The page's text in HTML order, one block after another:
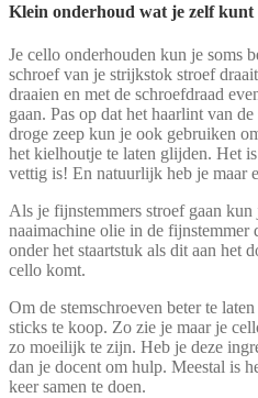
Klein onderhoud wat je zelf kunt
Je cello onderhouden kun je soms
schroef van je strijkstok stroef
draaien en met de schroefdraad
gaan. Pas op dat het haarlint van
droge zeep kun je ook gebruiken
het kielhoutje te laten glijden. Het
vettig is! En natuurlijk heb je maar
Als je fijnstemmers stroef gaan
naaimachine olie in de fijnstemmer
onder het staartstuk als dit aan het
cello komt.
Om de stemschroeven beter te
sticks te koop. Zo zie je maar je
zo moeilijk te zijn. Heb je deze
dan je docent om hulp. Meestal is
keer samen te doen.